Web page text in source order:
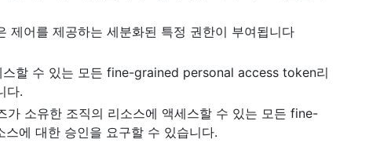
제어를 제공하는 세분화된 특정 권한이 부여됩니다
스할 수 있는 모든 fine-grained personal access token리
다.
가 소유한 조직의 리소스에 액세스할 수 있는 모든 fine-
에 대한 승인을 요구할 수 있습니다.